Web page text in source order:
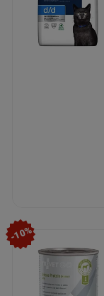
-10%